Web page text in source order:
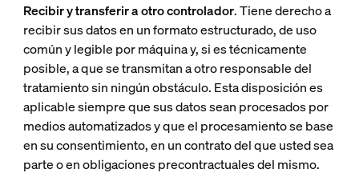
Recibir y transferir a otro controlador. Tiene derecho a
recibir sus datos en un formato estructurado, de uso
común y legible por máquina y, si es técnicamente
posible, a que se transmitan a otro responsable del
tratamiento sin ningún obstáculo. Esta disposición es
aplicable siempre que sus datos sean procesados por
medios automatizados y que el procesamiento se base
en su consentimiento, en un contrato del que usted sea
parte o en obligaciones precontractuales del mismo.